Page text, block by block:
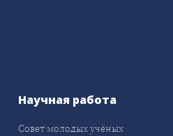
Научная работа
Совет молодых учёных